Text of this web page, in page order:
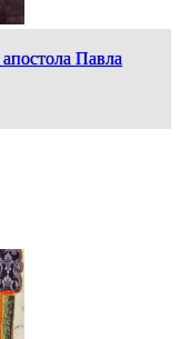
Павла